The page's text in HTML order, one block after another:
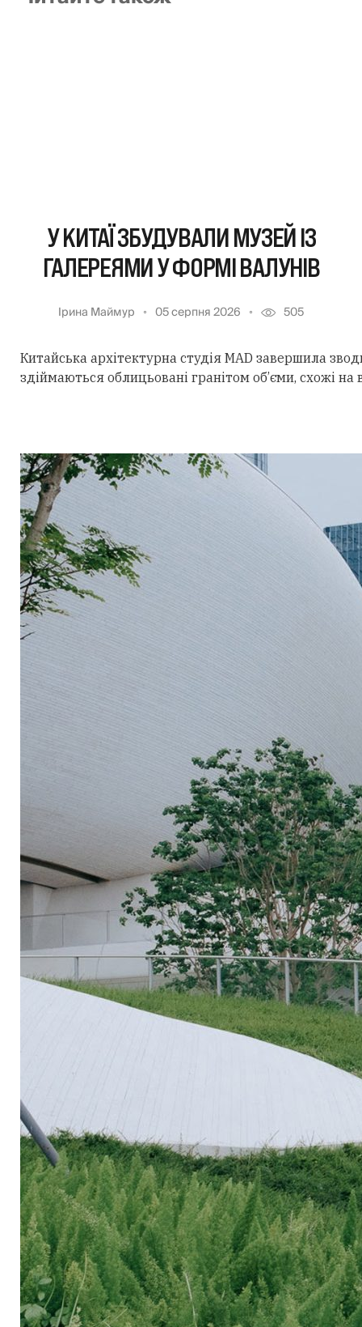
У КИТАЇ ЗБУДУВАЛИ МУЗЕЙ ІЗ
ГАЛЕРЕЯМИ У ФОРМІ ВАЛУНІВ
Ірина Маймур 05 серпня 2026 505
Китайська архітектурна студія MAD завершила
здіймаються облицьовані гранітом об’єми, схожі